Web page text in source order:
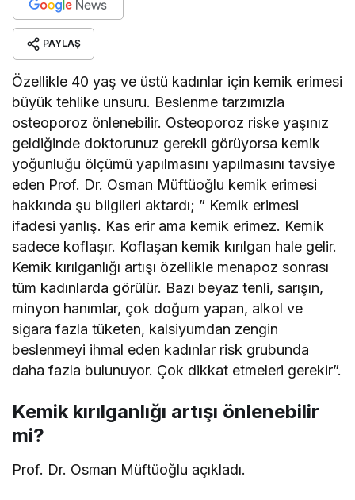
PAYLAŞ
Özellikle 40 yaş ve üstü kadınlar için kemik erimesi
büyük tehlike unsuru. Beslenme tarzımızla
osteoporoz önlenebilir. Osteoporoz riske yaşınız
geldiğinde doktorunuz gerekli görüyorsa kemik
yoğunluğu ölçümü yapılmasını yapılmasını tavsiye
eden Prof. Dr. Osman Müftüoğlu kemik erimesi
hakkında şu bilgileri aktardı; ” Kemik erimesi
ifadesi yanlış. Kas erir ama kemik erimez. Kemik
sadece koflaşır. Koflaşan kemik kırılgan hale gelir.
Kemik kırılganlığı artışı özellikle menapoz sonrası
tüm kadınlarda görülür. Bazı beyaz tenli, sarışın,
minyon hanımlar, çok doğum yapan, alkol ve
sigara fazla tüketen, kalsiyumdan zengin
beslenmeyi ihmal eden kadınlar risk grubunda
daha fazla bulunuyor. Çok dikkat etmeleri gerekir”.
Kemik kırılganlığı artışı önlenebilir
mi?
Prof. Dr. Osman Müftüoğlu açıkladı.